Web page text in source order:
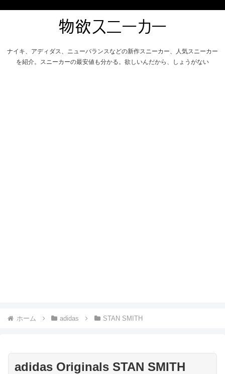
ナイキ、アディダス、ニューバランスなどの新作スニーカー、人気スニーカー
を紹介。スニーカーの最安値も分かる。欲しいんだから、しょうがない
ホーム adidas STAN SMITH
adidas Originals STAN SMITH